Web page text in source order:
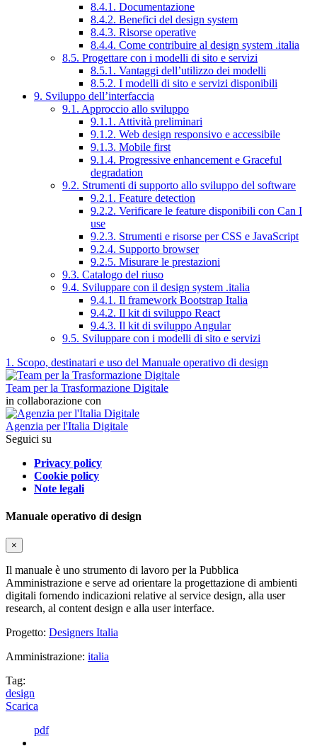
8.4.1. Documentazione
8.4.2. Benefici del design system
8.4.3. Risorse operative
8.4.4. Come contribuire al design system .italia
8.5. Progettare con i modelli di sito e servizi
8.5.1. Vantaggi dell’utilizzo dei modelli
8.5.2. I modelli di sito e servizi disponibili
9. Sviluppo dell’interfaccia
9.1. Approccio allo sviluppo
9.1.1. Attività preliminari
9.1.2. Web design responsivo e accessibile
9.1.3. Mobile first
9.1.4. Progressive enhancement e Graceful
degradation
9.2. Strumenti di supporto allo sviluppo del software
9.2.1. Feature detection
9.2.2. Verificare le feature disponibili con Can I
use
9.2.3. Strumenti e risorse per CSS e JavaScript
9.2.4. Supporto browser
9.2.5. Misurare le prestazioni
9.3. Catalogo del riuso
9.4. Sviluppare con il design system .italia
9.4.1. Il framework Bootstrap Italia
9.4.2. Il kit di sviluppo React
9.4.3. Il kit di sviluppo Angular
9.5. Sviluppare con i modelli di sito e servizi
1. Scopo, destinatari e uso del Manuale operativo di design
Team per la Trasformazione Digitale
in collaborazione con
Agenzia per l'Italia Digitale
Seguici su
Privacy policy
Cookie policy
Note legali
Manuale operativo di design
×
Il manuale è uno strumento di lavoro per la Pubblica
Amministrazione e serve ad orientare la progettazione di ambienti
digitali fornendo indicazioni relative al service design, alla user
research, al content design e alla user interface.
Progetto: Designers Italia
Amministrazione: italia
Tag:
design
Scarica
pdf